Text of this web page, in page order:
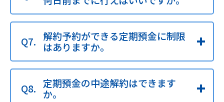
解約予約ができる定期預金に制限
はありますか。
定期預金の中途解約はできます
か。